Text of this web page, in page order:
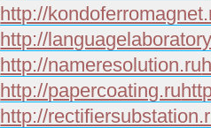
http://
http://
http://nameresolution.ru
http://papercoating.ru
http://